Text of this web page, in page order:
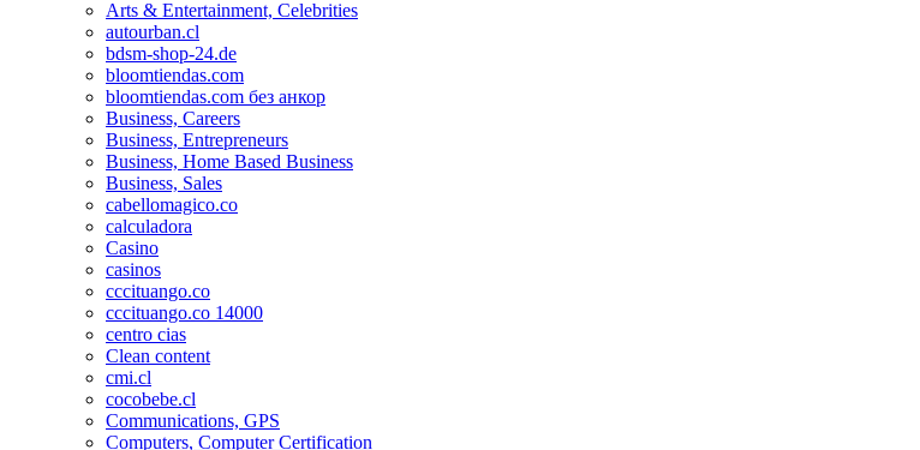
Arts & Entertainment, Celebrities
autourban.cl
bdsm-shop-24.de
bloomtiendas.com
bloomtiendas.com без анкор
Business, Careers
Business, Entrepreneurs
Business, Home Based Business
Business, Sales
cabellomagico.co
calculadora
Casino
casinos
cccituango.co
cccituango.co 14000
centro cias
Clean content
cmi.cl
cocobebe.cl
Communications, GPS
Computers, Computer Certification